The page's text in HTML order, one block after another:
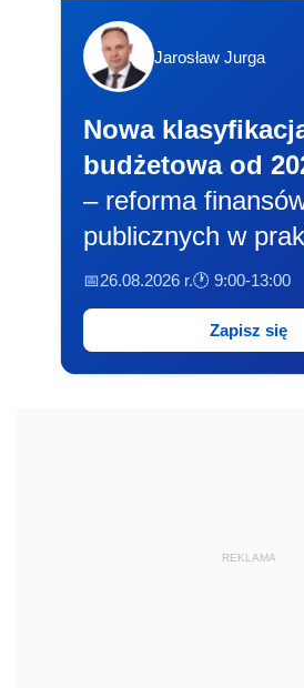
Jarosław Jurga
Nowa
budżetowa od
– reforma
publicznych w
📅26.08.2026 r.🕐 9:00-13:00
Zapisz się
REKLAMA